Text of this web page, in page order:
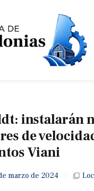
instalarán
de
Viani
marzo de 2024